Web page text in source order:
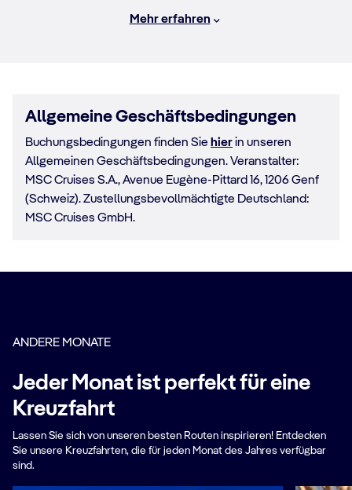
Mehr erfahren
Allgemeine Geschäftsbedingungen
Buchungsbedingungen finden Sie hierin unseren
Allgemeinen Geschäftsbedingungen. Veranstalter:
MSC Cruises S.A., Avenue Eugène-Pittard 16, 1206 Genf
(Schweiz). Zustellungsbevollmächtigte Deutschland:
MSC Cruises GmbH.
ANDERE MONATE
Jeder Monat ist perfekt für eine
Kreuzfahrt
Lassen Sie sich von unseren besten Routen inspirieren! Entdecken
Sie unsere Kreuzfahrten, die für jeden Monat des Jahres verfügbar
sind.